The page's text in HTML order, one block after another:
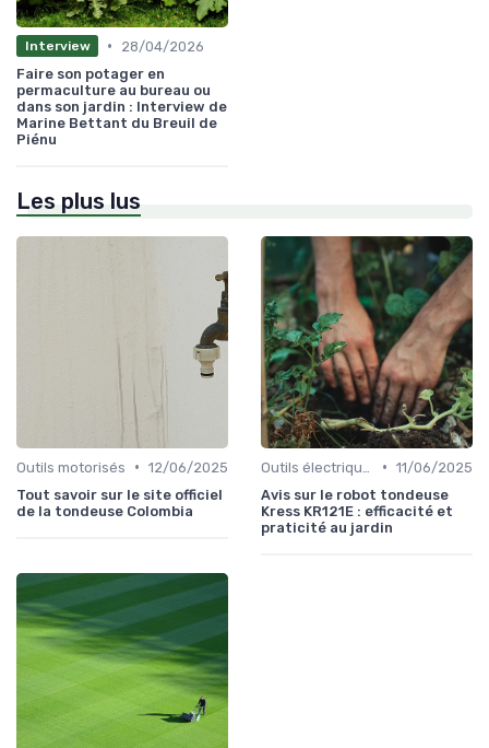
Interview •
28/04/2026
Faire son potager en
permaculture au bureau ou
dans son jardin : Interview de
Marine Bettant du Breuil de
Piénu
Les plus lus
Outils motorisés • 12/06/2025
Tout savoir sur le site officiel
de la tondeuse Colombia
• 11/06/2025
Avis sur le robot tondeuse
Kress KR121E : efficacité et
praticité au jardin